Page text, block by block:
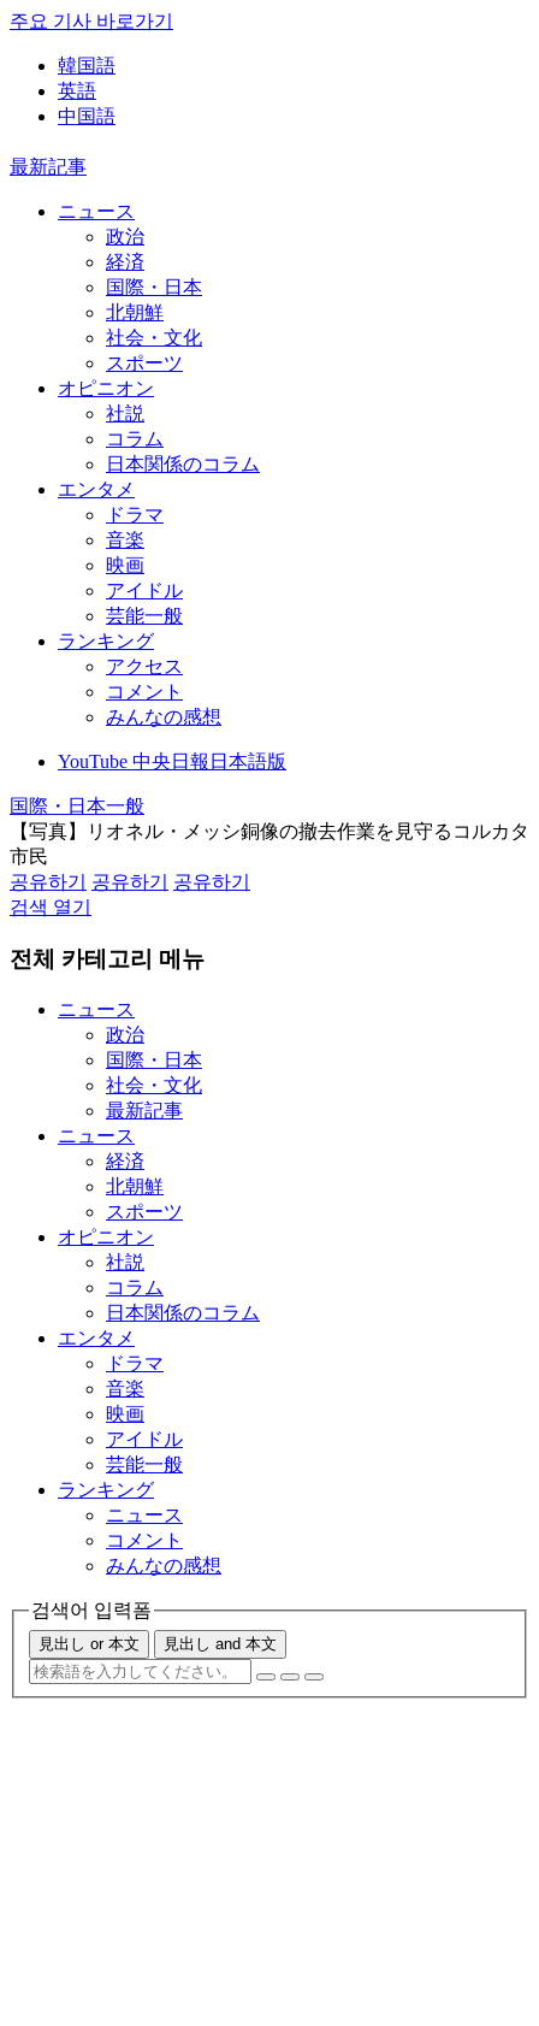
주요 기사 바로가기
韓国語
英語
中国語
最新記事
ニュース
政治
経済
国際・日本
北朝鮮
社会・文化
スポーツ
オピニオン
社説
コラム
日本関係のコラム
エンタメ
ドラマ
音楽
映画
アイドル
芸能一般
ランキング
アクセス
コメント
みんなの感想
YouTube 中央日報日本語版
国際・日本一般
【写真】リオネル・メッシ銅像の撤去作業を見守るコルカタ
市民
공유하기
공유하기
공유하기
검색 열기
전체 카테고리 메뉴
ニュース
政治
国際・日本
社会・文化
最新記事
ニュース
経済
北朝鮮
スポーツ
オピニオン
社説
コラム
日本関係のコラム
エンタメ
ドラマ
音楽
映画
アイドル
芸能一般
ランキング
ニュース
コメント
みんなの感想
검색어 입력폼
見出し or 本文 見出し and 本文